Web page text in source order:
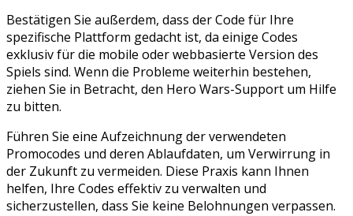
Bestätigen Sie außerdem, dass der Code für Ihre
spezifische Plattform gedacht ist, da einige Codes
exklusiv für die mobile oder webbasierte Version des
Spiels sind. Wenn die Probleme weiterhin bestehen,
ziehen Sie in Betracht, den Hero Wars-Support um Hilfe
zu bitten.
Führen Sie eine Aufzeichnung der verwendeten
Promocodes und deren Ablaufdaten, um Verwirrung in
der Zukunft zu vermeiden. Diese Praxis kann Ihnen
helfen, Ihre Codes effektiv zu verwalten und
sicherzustellen, dass Sie keine Belohnungen verpassen.